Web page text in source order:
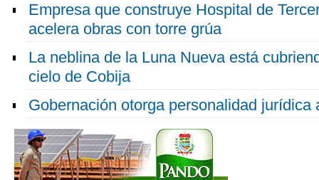
Empresa que construye Hospital de
acelera obras con torre grúa
La neblina de la Luna Nueva está
cielo de Cobija
Gobernación otorga personalidad jurídica